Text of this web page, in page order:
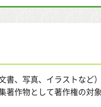
、写真、イラストなど
著作物として著作権の対